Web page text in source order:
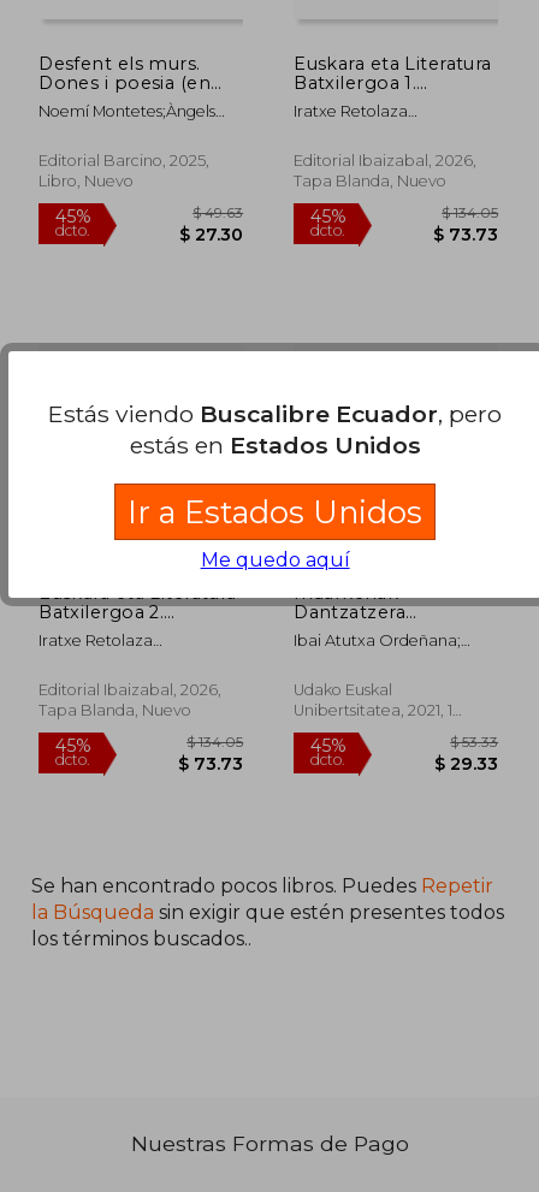
Desfent els murs.
Dones i poesia (en
Català,)
Noemí Montetes;Àngels
Cabré;Miriam Reyes;Iratxe
Retolaza
Editorial Barcino, 2025,
Libro, Nuevo
$ 27.30
Euskara eta Literatura
Batxilergoa 1.
Ikaslearen liburua +
Hizkuntzan trebatzen
Iratxe Retolaza
Agirre
Editorial Ibaizabal, 2026,
Tapa Blanda, Nuevo
45%
dcto.
Batxilergoa 2.
Ikaslearen liburua +
Literatura USAP (en
Iratxe Retolaza
Agirre
Editorial Ibaizabal, 2026,
Tapa Blanda, Nuevo
Dantzatzera
Behartzen Gaituzte:
Gatazka Armatuaren
(en Euskera)
Ibai Atutxa Ordeñana;
Lorea Azpeitia Anta; Olatz
Dañobeitia Ceballos;
Onintza Odriozola Irizar;
Eider Rodriguez Martin;
Ana Villagran Arrastoa
Udako Euskal
Unibertsitatea, 2021, 1
Edición, Tapa Blanda,
Nuevo
Se han encontrado pocos libros. Puedes Repetir
la Búsqueda sin exigir que estén presentes todos
los términos buscados..
Nuestras Formas de Pago
Estás viendo Buscalibre Ecuador, pero
estás en Estados Unidos
Ir a Estados Unidos
Me quedo aquí